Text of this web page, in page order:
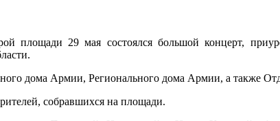
площади 29 мая состоялся большой концерт,
дома Армии, Регионального дома Армии, а также
собравшихся на площади.